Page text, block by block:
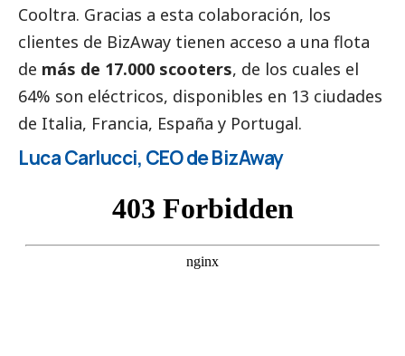
Cooltra. Gracias a esta colaboración, los
clientes de BizAway tienen acceso a una flota
de más de 17.000 scooters, de los cuales el
64% son eléctricos, disponibles en 13 ciudades
de Italia, Francia, España y Portugal.
Luca Carlucci, CEO de BizAway